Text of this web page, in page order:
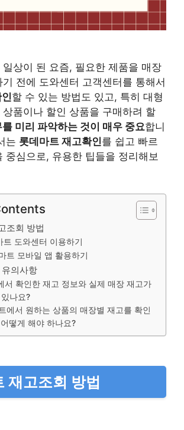
일상이 된 요즘, 필요한 제품을 매장
전에 도와센터 고객센터를 통해서
할 수 있는 방법도 있고, 특히 대형
품이나 할인 상품을 구매하려 할
미리 파악하는 것이 매우 중요합니
는 롯데마트 재고확인를 쉽고 빠르
중심으로, 유용한 팁들을 정리해보
조회 방법
트 도와센터 이용하기
트 모바일 앱 활용하기
의사항
서 확인한 재고 정보와 실제 매장 재고가
나요?
에서 원하는 상품의 매장별 재고를 확인
떻게 해야 하나요?
재고조회 방법